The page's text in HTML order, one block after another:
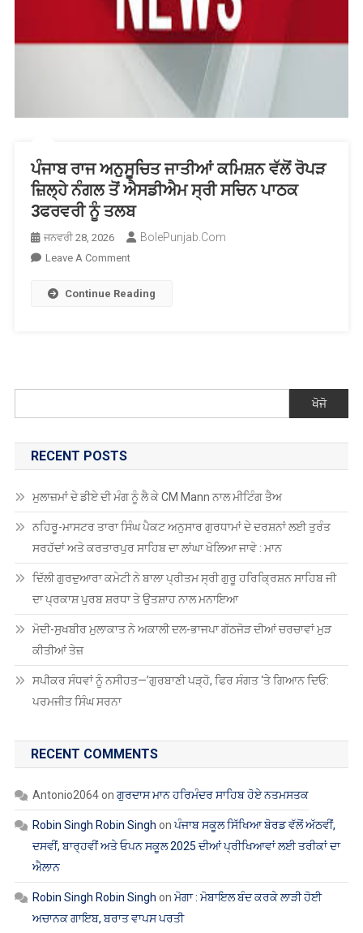
ਪੰਜਾਬ ਰਾਜ ਅਨੁਸੂਚਿਤ ਜਾਤੀਆਂ ਕਮਿਸ਼ਨ ਵੱਲੋਂ ਰੋਪੜ
ਜ਼ਿਲ੍ਹੇ ਨੰਗਲ ਤੋਂ ਐਸਡੀਐਮ ਸ੍ਰੀ ਸਚਿਨ ਪਾਠਕ
3ਫਰਵਰੀ ਨੂੰ ਤਲਬ
ਜਨਵਰੀ 28, 2026 BolePunjab.com
Leave A CommentOn
ਰਾਜ
ਰੋਪੜ
ਤੋਂ
ਸਚਿਨ
ਪਾਠਕ
ਨੂੰ
ਤਲਬ
Continue Reading
ਖੋਜੋ
RECENT POSTS
ਮੁਲਾਜ਼ਮਾਂ ਦੇ ਡੀਏ ਦੀ ਮੰਗ ਨੂੰ ਲੈ ਕੇ CM Mann ਨਾਲ ਮੀਟਿੰਗ ਤੈਅ
ਨਹਿਰੂ-ਮਾਸਟਰ ਤਾਰਾ ਸਿੰਘ ਪੈਕਟ ਅਨੁਸਾਰ ਗੁਰਧਾਮਾਂ ਦੇ ਦਰਸ਼ਨਾਂ ਲਈ ਤੁਰੰਤ
ਸਰਹੱਦਾਂ ਅਤੇ ਕਰਤਾਰਪੁਰ ਸਾਹਿਬ ਦਾ ਲਾਂਘਾ ਖੋਲਿਆ ਜਾਵੇ : ਮਾਨ
ਦਿੱਲੀ ਗੁਰਦੁਆਰਾ ਕਮੇਟੀ ਨੇ ਬਾਲਾ ਪ੍ਰੀਤਮ ਸ੍ਰੀ ਗੁਰੂ ਹਰਿਕ੍ਰਿਸ਼ਨ ਸਾਹਿਬ ਜੀ
ਦਾ ਪ੍ਰਕਾਸ਼ ਪੁਰਬ ਸ਼ਰਧਾ ਤੇ ਉਤਸ਼ਾਹ ਨਾਲ ਮਨਾਇਆ
ਮੋਦੀ-ਸੁਖਬੀਰ ਮੁਲਾਕਾਤ ਨੇ ਅਕਾਲੀ ਦਲ-ਭਾਜਪਾ ਗੱਠਜੋੜ ਦੀਆਂ ਚਰਚਾਵਾਂ ਮੁੜ
ਕੀਤੀਆਂ ਤੇਜ਼
ਸਪੀਕਰ ਸੰਧਵਾਂ ਨੂੰ ਨਸੀਹਤ—’ਗੁਰਬਾਣੀ ਪੜ੍ਹੋ, ਫਿਰ ਸੰਗਤ ‘ਤੇ ਗਿਆਨ ਦਿਓ:
ਪਰਮਜੀਤ ਸਿੰਘ ਸਰਨਾ
RECENT COMMENTS
Antonio2064on ਗੁਰਦਾਸ ਮਾਨ ਹਰਿਮੰਦਰ ਸਾਹਿਬ ਹੋਏ ਨਤਮਸਤਕ
Robin Singh Robin Singh onਪੰਜਾਬ ਸਕੂਲ ਸਿੱਖਿਆ ਬੋਰਡ ਵੱਲੋਂ ਅੱਠਵੀਂ,
ਦਸਵੀਂ, ਬਾਰ੍ਹਵੀਂ ਅਤੇ ਓਪਨ ਸਕੂਲ 2025 ਦੀਆਂ ਪ੍ਰੀਖਿਆਵਾਂ ਲਈ ਤਰੀਕਾਂ ਦਾ
ਐਲਾਨ
Robin Singh Robin Singh on ਮੋਗਾ : ਮੋਬਾਇਲ ਬੰਦ ਕਰਕੇ ਲਾੜੀ ਹੋਈ
ਅਚਾਨਕ ਗਾਇਬ, ਬਰਾਤ ਵਾਪਸ ਪਰਤੀ